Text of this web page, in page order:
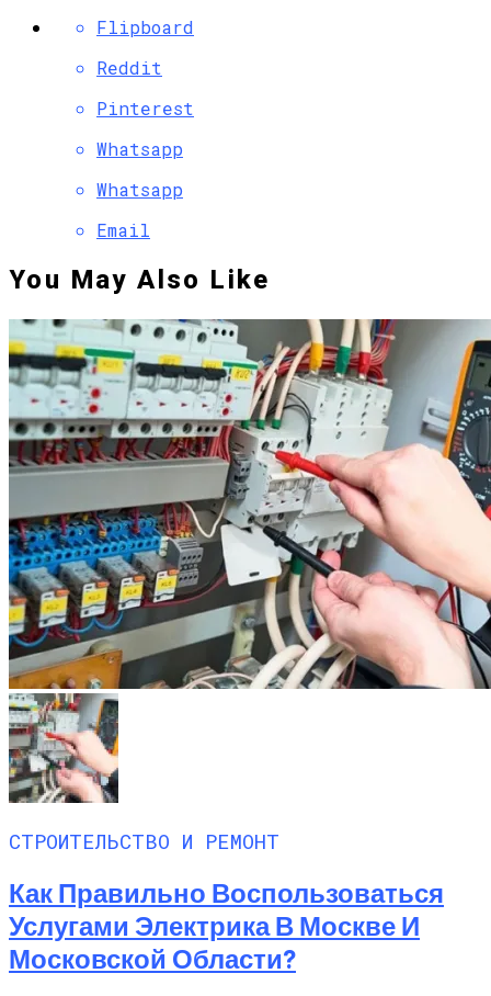
Flipboard
Reddit
Pinterest
Whatsapp
Whatsapp
Email
You May Also Like
СТРОИТЕЛЬСТВО И РЕМОНТ
Как Правильно Воспользоваться
Услугами Электрика В Москве И
Московской Области?